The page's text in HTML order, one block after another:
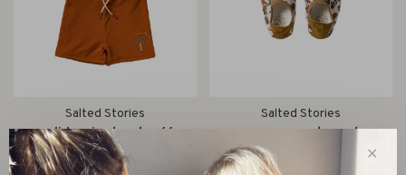
Salted Stories
solid swim trunks //
bombay brown
Salted Stories
pommegrenate water
shoes // white swan✕